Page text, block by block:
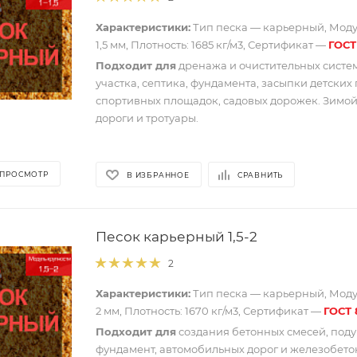
Характеристики:Тип песка — карьерный,
1,5 мм, Плотность: 1685 кг/м3, Сертификат —
Подходит для дренажа и очистительных
участка, септика, фундамента, засыпки
спортивных площадок, садовых дорожек.
дороги и тротуары.
В ИЗБРАННОЕ СРАВНИТЬ
Песок карьерный 1,5-2
2
Характеристики:Тип песка — карьерный,
2 мм, Плотность: 1670 кг/м3, Сертификат — ГОСТ
Подходит для создания бетонных смесей,
фундамент, автомобильных дорог и